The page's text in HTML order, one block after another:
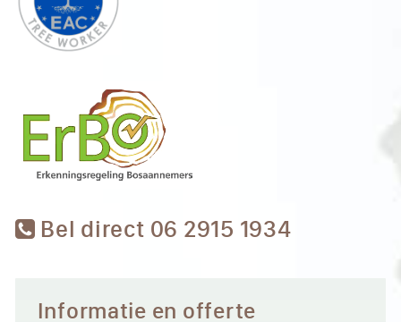
Bel direct 06 2915 1934
Informatie en offerte